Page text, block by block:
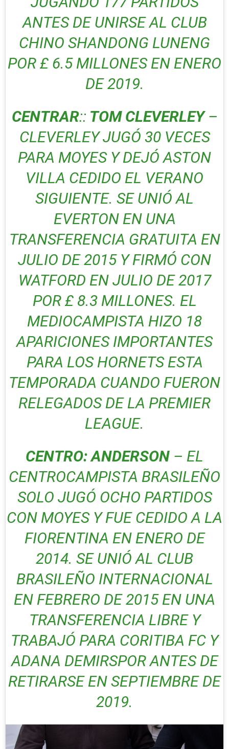
ANTES DE UNIRSE AL CLUB
CHINO SHANDONG LUNENG
POR £ 6.5 MILLONES EN ENERO
DE 2019.
CENTRAR:: TOM CLEVERLEY –
CLEVERLEY JUGÓ 30 VECES
PARA MOYES Y DEJÓ ASTON
VILLA CEDIDO EL VERANO
SIGUIENTE. SE UNIÓ AL
EVERTON EN UNA
TRANSFERENCIA GRATUITA EN
JULIO DE 2015 Y FIRMÓ CON
WATFORD EN JULIO DE 2017
POR £ 8.3 MILLONES. EL
MEDIOCAMPISTA HIZO 18
APARICIONES IMPORTANTES
PARA LOS HORNETS ESTA
TEMPORADA CUANDO FUERON
RELEGADOS DE LA PREMIER
LEAGUE.
CENTRO: ANDERSON – EL
CENTROCAMPISTA BRASILEÑO
SOLO JUGÓ OCHO PARTIDOS
CON MOYES Y FUE CEDIDO A LA
FIORENTINA EN ENERO DE
2014. SE UNIÓ AL CLUB
BRASILEÑO INTERNACIONAL
EN FEBRERO DE 2015 EN UNA
TRANSFERENCIA LIBRE Y
TRABAJÓ PARA CORITIBA FC Y
ADANA DEMIRSPOR ANTES DE
RETIRARSE EN SEPTIEMBRE DE
2019.